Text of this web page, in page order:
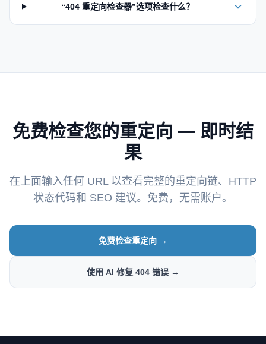
“404 重定向检查器”选项检查什么？
免费检查您的重定向 — 即时结
果
在上面输入任何 URL 以查看完整的重定向链、HTTP
状态代码和 SEO 建议。免费，无需账户。
免费检查重定向 →
使用 AI 修复 404 错误 →